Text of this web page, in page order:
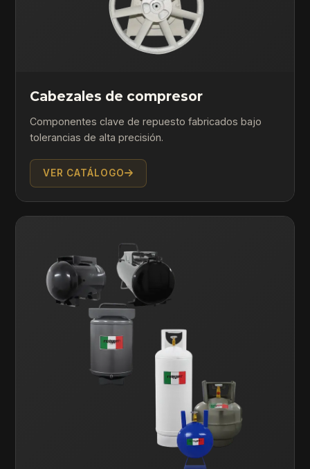
Cabezales de compresor
Componentes clave de repuesto fabricados bajo
tolerancias de alta precisión.
VER CATÁLOGO